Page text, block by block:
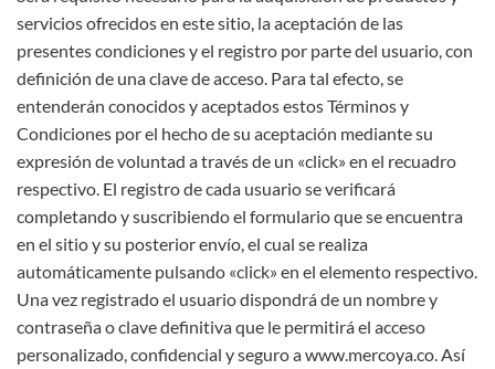
servicios ofrecidos en este sitio, la aceptación de las
presentes condiciones y el registro por parte del usuario, con
definición de una clave de acceso. Para tal efecto, se
entenderán conocidos y aceptados estos Términos y
Condiciones por el hecho de su aceptación mediante su
expresión de voluntad a través de un «click» en el recuadro
respectivo. El registro de cada usuario se verificará
completando y suscribiendo el formulario que se encuentra
en el sitio y su posterior envío, el cual se realiza
automáticamente pulsando «click» en el elemento respectivo.
Una vez registrado el usuario dispondrá de un nombre y
contraseña o clave definitiva que le permitirá el acceso
personalizado, confidencial y seguro a www.mercoya.co. Así